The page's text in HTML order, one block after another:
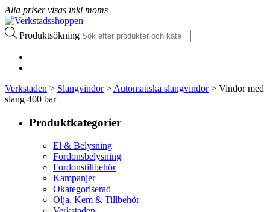
Alla priser visas inkl moms
Produktsökning
Verkstaden > Slangvindor> Automatiska slangvindor> Vindor med
slang 400 bar
Produktkategorier
El & Belysning
Fordonsbelysning
Fordonstillbehör
Kampanjer
Okategoriserad
Olja, Kem & Tillbehör